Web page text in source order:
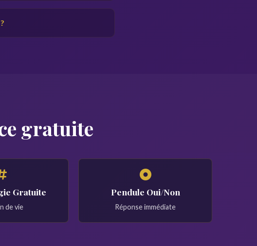
gratuite
Gratuite
de vie
Pendule Oui/Non
Réponse immédiate